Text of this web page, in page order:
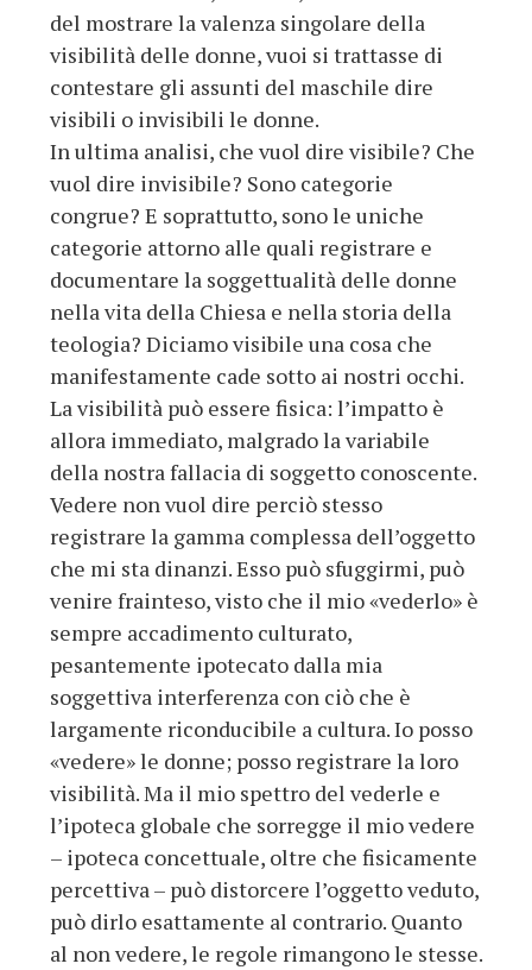
del mostrare la valenza singolare della
visibilità delle donne, vuoi si trattasse di
contestare gli assunti del maschile dire
visibili o invisibili le donne.
In ultima analisi, che vuol dire visibile? Che
vuol dire invisibile? Sono categorie
congrue? E soprattutto, sono le uniche
categorie attorno alle quali registrare e
documentare la soggettualità delle donne
nella vita della Chiesa e nella storia della
teologia? Diciamo visibile una cosa che
manifestamente cade sotto ai nostri occhi.
La visibilità può essere fisica: l’impatto è
allora immediato, malgrado la variabile
della nostra fallacia di soggetto conoscente.
Vedere non vuol dire perciò stesso
registrare la gamma complessa dell’oggetto
che mi sta dinanzi. Esso può sfuggirmi, può
venire frainteso, visto che il mio «vederlo» è
sempre accadimento culturato,
pesantemente ipotecato dalla mia
soggettiva interferenza con ciò che è
largamente riconducibile a cultura. Io posso
«vedere» le donne; posso registrare la loro
visibilità. Ma il mio spettro del vederle e
l’ipoteca globale che sorregge il mio vedere
– ipoteca concettuale, oltre che fisicamente
percettiva – può distorcere l’oggetto veduto,
può dirlo esattamente al contrario. Quanto
al non vedere, le regole rimangono le stesse.